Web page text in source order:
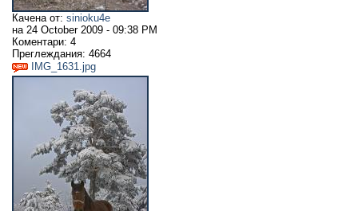
Качена от: sinioku4e
на 24 October 2009 - 09:38 PM
Коментари: 4
Преглеждания: 4664
IMG_1631.jpg